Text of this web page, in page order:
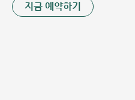
지금 예약하기